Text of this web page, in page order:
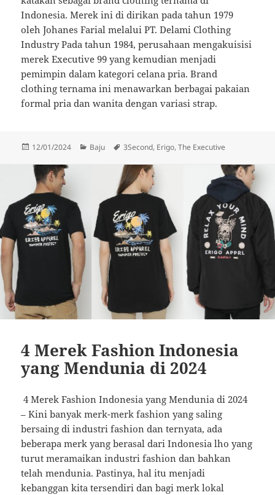
Indonesia. Merek ini di dirikan pada tahun 1979
oleh Johanes Farial melalui PT. Delami Clothing
Industry Pada tahun 1984, perusahaan mengakuisisi
merek Executive 99 yang kemudian menjadi
pemimpin dalam kategori celana pria. Brand
clothing ternama ini menawarkan berbagai pakaian
formal pria dan wanita dengan variasi strap.
Diposkan
12/01/2024 Kategori
Baju Tag
3Second, Erigo,The Executive
4 Merek Fashion Indonesia
yang Mendunia di 2024
4 Merek Fashion Indonesia yang Mendunia di 2024
– Kini banyak merk-merk fashion yang saling
bersaing di industri fashion dan ternyata, ada
beberapa merk yang berasal dari Indonesia lho yang
turut meramaikan industri fashion dan bahkan
telah mendunia. Pastinya, hal itu menjadi
kebanggan kita tersendiri dan bagi merk lokal